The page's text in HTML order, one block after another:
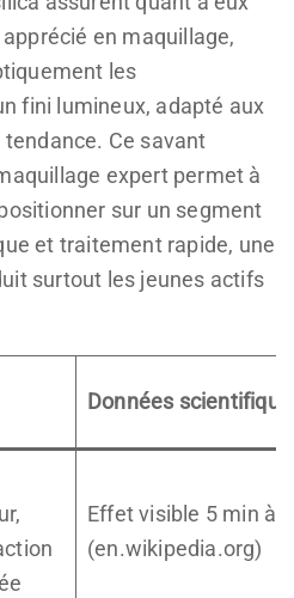
en maquillage,
les
fini lumineux, adapté aux
Ce savant
expert permet à
sur un segment
et traitement rapide, une
surtout les jeunes actifs
Données
Effet visible 5 min à
(en.wikipedia.org)